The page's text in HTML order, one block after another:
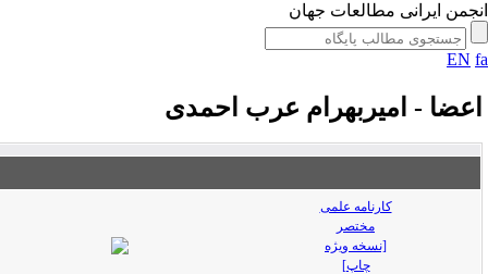
ایرانی مطالعات جهان
EN
- امیربهرام عرب احمدی
کارنامه علمی
مختصر
[نسخه ویژه
چاپ]